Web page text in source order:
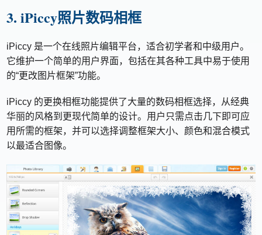
3. iPiccy照片数码相框
iPiccy 是一个在线照片编辑平台，适合初学者和中级用户。
它维护一个简单的用户界面，包括在其各种工具中易于使用
的“更改图片框架”功能。
iPiccy 的更换相框功能提供了大量的数码相框选择，从经典
华丽的风格到更现代简单的设计。用户只需点击几下即可应
用所需的框架，并可以选择调整框架大小、颜色和混合模式
以最适合图像。